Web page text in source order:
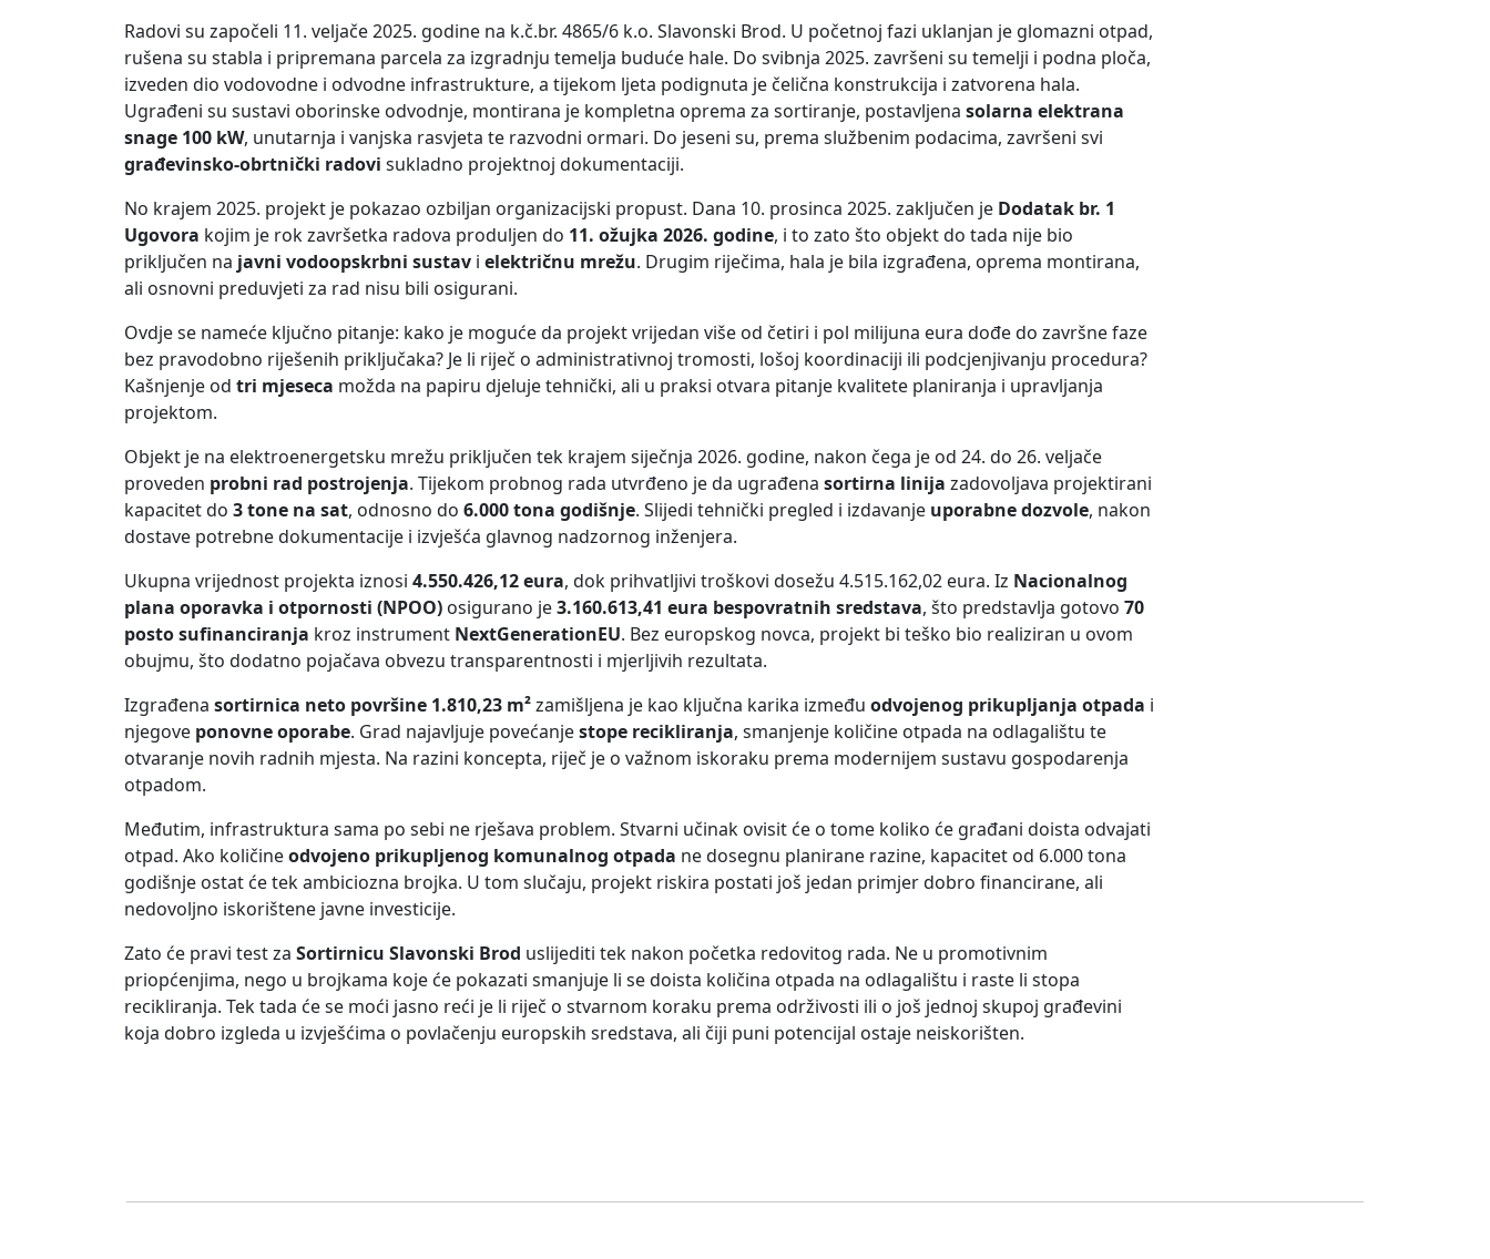
Radovi su započeli 11. veljače 2025. godine na k.č.br. 4865/6 k.o. Slavonski Brod. U početnoj fazi uklanjan je glomazni otpad,
rušena su stabla i pripremana parcela za izgradnju temelja buduće hale. Do svibnja 2025. završeni su temelji i podna ploča,
izveden dio vodovodne i odvodne infrastrukture, a tijekom ljeta podignuta je čelična konstrukcija i zatvorena hala.
Ugrađeni su sustavi oborinske odvodnje, montirana je kompletna oprema za sortiranje, postavljena solarna elektrana
snage 100 kW, unutarnja i vanjska rasvjeta te razvodni ormari. Do jeseni su, prema službenim podacima, završeni svi
građevinsko-obrtnički radovi sukladno projektnoj dokumentaciji.
No krajem 2025. projekt je pokazao ozbiljan organizacijski propust. Dana 10. prosinca 2025. zaključen je Dodatak br. 1
Ugovora kojim je rok završetka radova produljen do 11. ožujka 2026. godine, i to zato što objekt do tada nije bio
priključen na javni vodoopskrbni sustav i električnu mrežu. Drugim riječima, hala je bila izgrađena, oprema montirana,
ali osnovni preduvjeti za rad nisu bili osigurani.
Ovdje se nameće ključno pitanje: kako je moguće da projekt vrijedan više od četiri i pol milijuna eura dođe do završne faze
bez pravodobno riješenih priključaka? Je li riječ o administrativnoj tromosti, lošoj koordinaciji ili podcjenjivanju procedura?
Kašnjenje od tri mjeseca možda na papiru djeluje tehnički, ali u praksi otvara pitanje kvalitete planiranja i upravljanja
projektom.
Objekt je na elektroenergetsku mrežu priključen tek krajem siječnja 2026. godine, nakon čega je od 24. do 26. veljače
proveden probni rad postrojenja. Tijekom probnog rada utvrđeno je da ugrađena sortirna linija zadovoljava projektirani
kapacitet do 3 tone na sat, odnosno do 6.000 tona godišnje. Slijedi tehnički pregled i izdavanje uporabne dozvole, nakon
dostave potrebne dokumentacije i izvješća glavnog nadzornog inženjera.
Ukupna vrijednost projekta iznosi 4.550.426,12 eura, dok prihvatljivi troškovi dosežu 4.515.162,02 eura. Iz Nacionalnog
plana oporavka i otpornosti (NPOO) osigurano je3.160.613,41 eura bespovratnih sredstava, što predstavlja gotovo 70
posto sufinanciranja kroz instrument NextGenerationEU. Bez europskog novca, projekt bi teško bio realiziran u ovom
obujmu, što dodatno pojačava obvezu transparentnosti i mjerljivih rezultata.
Izgrađena sortirnica neto površine 1.810,23 m²zamišljena je kao ključna karika između odvojenog prikupljanja otpada i
njegove ponovne oporabe. Grad najavljuje povećanjestope recikliranja, smanjenje količine otpada na odlagalištu te
otvaranje novih radnih mjesta. Na razini koncepta, riječ je o važnom iskoraku prema modernijem sustavu gospodarenja
otpadom.
Međutim, infrastruktura sama po sebi ne rješava problem. Stvarni učinak ovisit će o tome koliko će građani doista odvajati
otpad. Ako količineodvojeno prikupljenog komunalnog otpada ne dosegnu planirane razine, kapacitet od 6.000 tona
godišnje ostat će tek ambiciozna brojka. U tom slučaju, projekt riskira postati još jedan primjer dobro financirane, ali
nedovoljno iskorištene javne investicije.
Zato će pravi test za Sortirnicu Slavonski Brod uslijediti tek nakon početka redovitog rada. Ne u promotivnim
priopćenjima, nego u brojkama koje će pokazati smanjuje li se doista količina otpada na odlagalištu i raste li stopa
recikliranja. Tek tada će se moći jasno reći je li riječ o stvarnom koraku prema održivosti ili o još jednoj skupoj građevini
koja dobro izgleda u izvješćima o povlačenju europskih sredstava, ali čiji puni potencijal ostaje neiskorišten.